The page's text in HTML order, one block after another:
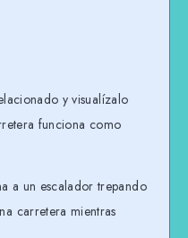
y visualízalo
funciona como
a un escalador trepando
carretera mientras